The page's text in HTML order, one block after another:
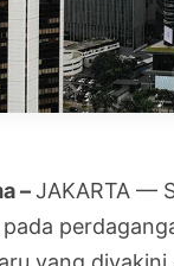
–JAKARTA —